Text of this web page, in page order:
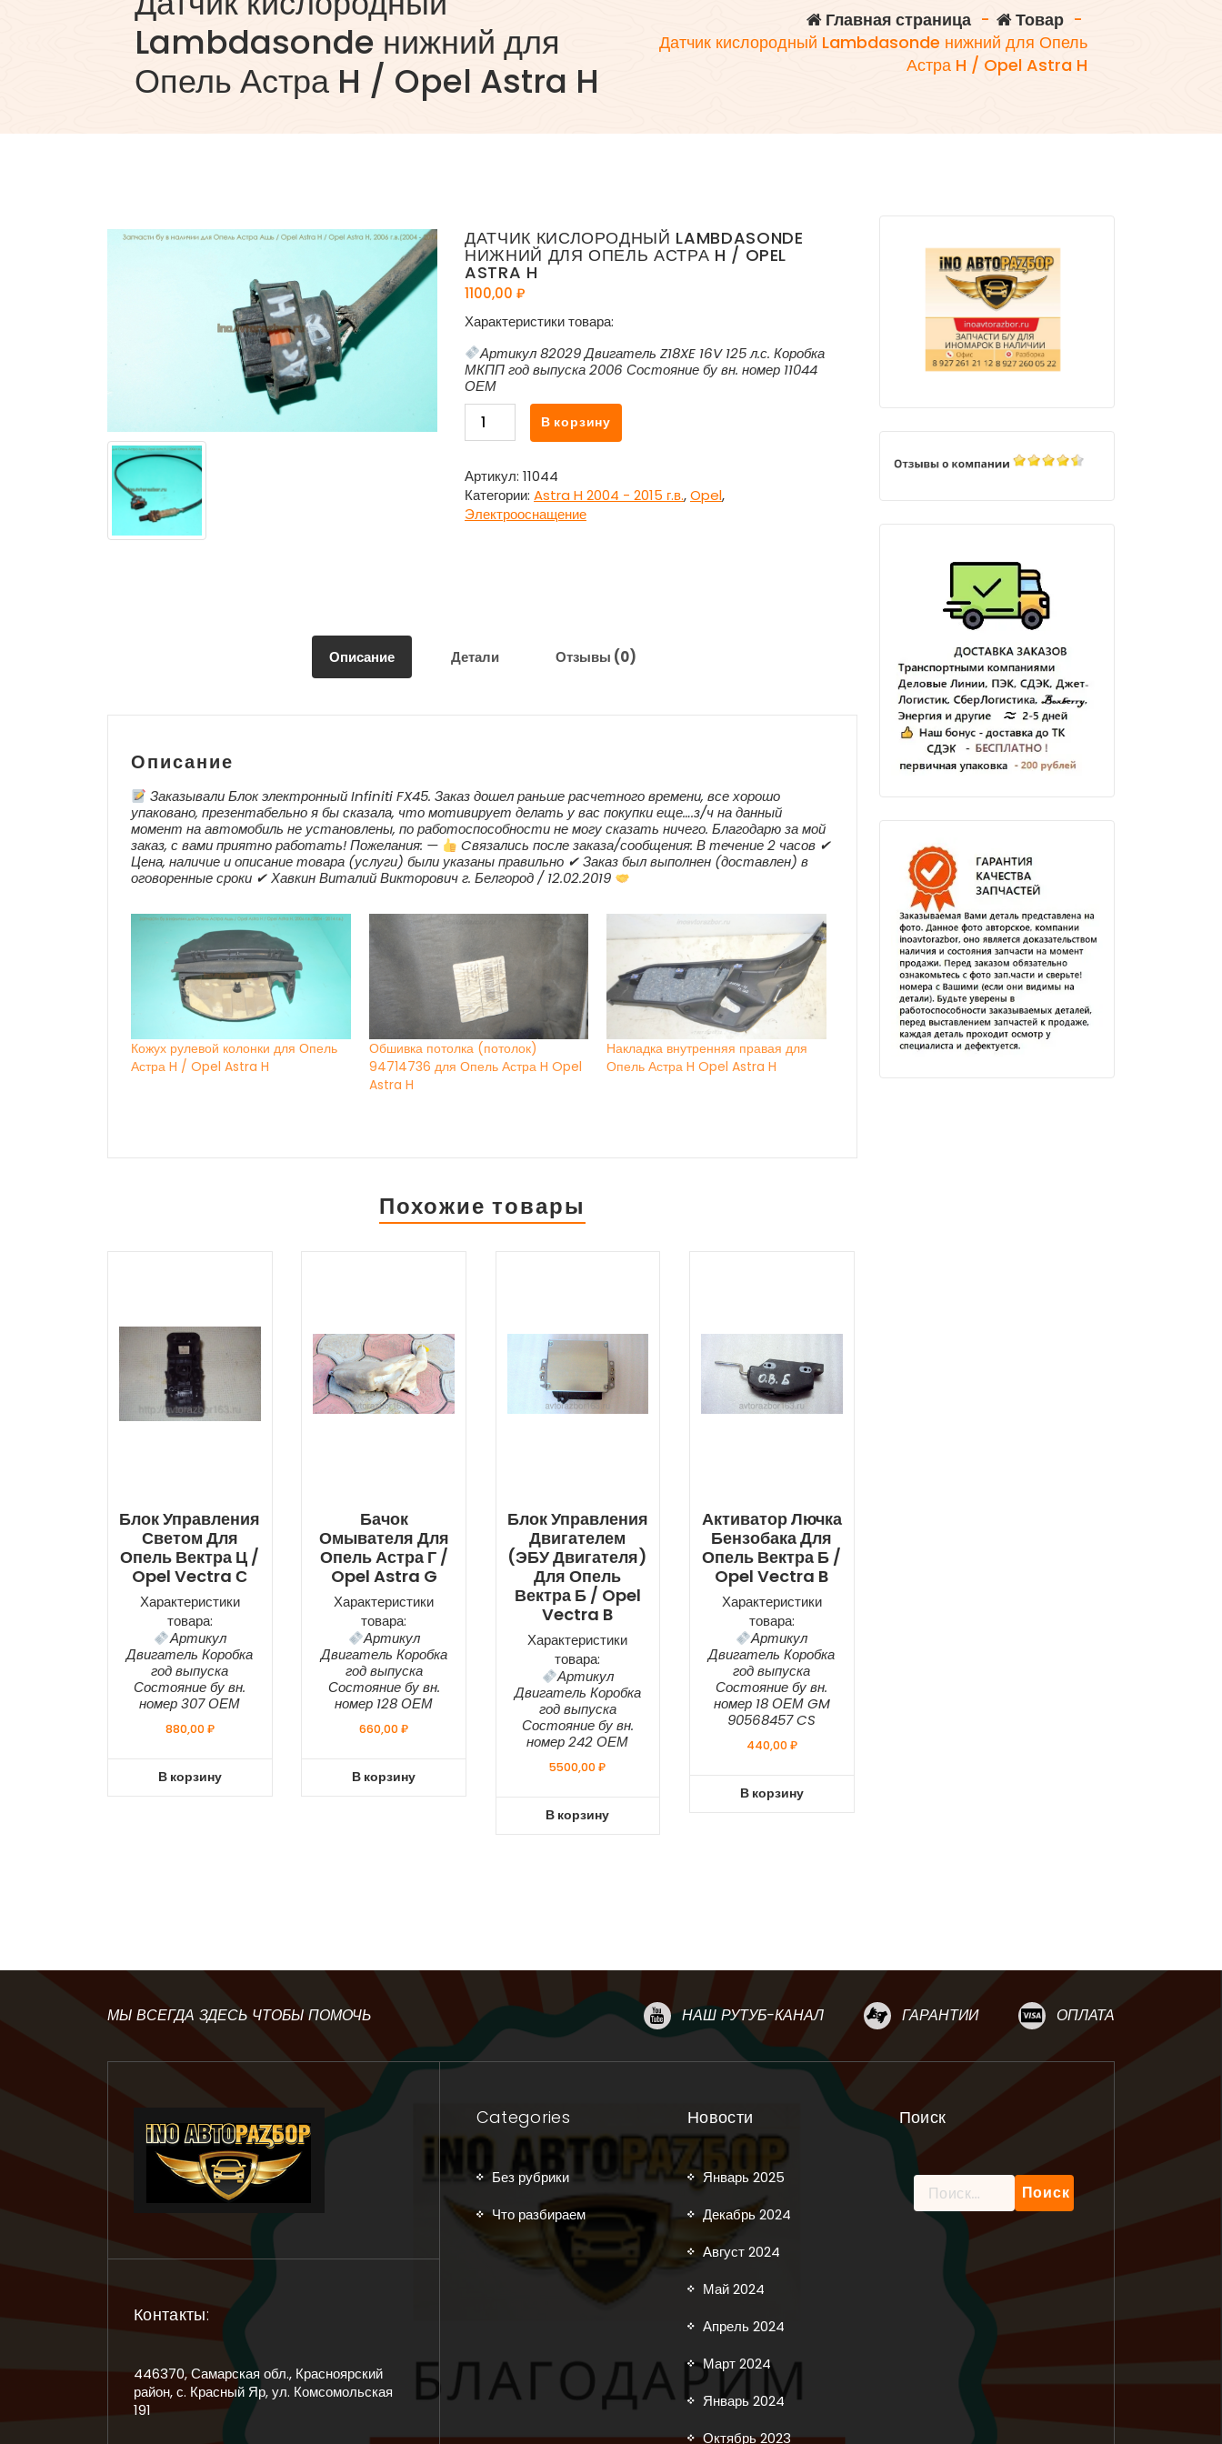
Lambdasonde нижний для
Опель Астра H / Opel Astra H
Главная страница - Товар -
Датчик кислородный Lambdasonde нижний для Опель
Астра H / Opel Astra H
ДАТЧИК КИСЛОРОДНЫЙ LAMBDASONDE
НИЖНИЙ ДЛЯ ОПЕЛЬ АСТРА H / OPEL
ASTRA H
1100,00 ₽
Характеристики товара:
Артикул 82029 Двигатель Z18XE 16V 125 л.с. Коробка
МКПП год выпуска 2006 Состояние бу вн. номер 11044
ОЕМ
Количество
товара
кислородный
Lambdasonde
нижний
для
H
В корзину
Артикул: 11044
Категории: Astra H 2004 - 2015 г.в.,Opel,
Электрооснащение
Описание Детали Отзывы (0)
Описание
Заказывали Блок электронный Infiniti FX45. Заказ дошел раньше расчетного времени, все хорошо
упаковано, презентабельно я бы сказала, что мотивирует делать у вас покупки еще….з/ч на данный
момент на автомобиль не установлены, по работоспособности не могу сказать ничего. Благодарю за мой
заказ, с вами приятно работать! Пожелания: —
Cвязались после заказа/сообщения: В течение 2 часов ✔
Цена, наличие и описание товара (услуги) были указаны правильно ✔ Заказ был выполнен (доставлен) в
оговоренные сроки ✔ Хавкин Виталий Викторович г. Белгород / 12.02.2019
Кожух рулевой колонки для Опель
Астра H / Opel Astra H
Обшивка потолка (потолок)
94714736 для Опель Астра H Opel
Astra H
Накладка внутренняя правая для
Опель Астра H Opel Astra H
Похожие товары
Блок Управления
Светом Для
Опель Вектра Ц /
Opel Vectra С
Характеристики
товара:
Артикул
Двигатель Коробка
год выпуска
Состояние бу вн.
номер 307 ОЕМ
880,00₽
В корзину
Бачок
Омывателя Для
Опель Астра Г /
Opel Astra G
Характеристики
товара:
Артикул
Двигатель Коробка
год выпуска
Состояние бу вн.
номер 128 ОЕМ
660,00₽
В корзину
Блок Управления
Двигателем
(ЭБУ Двигателя)
Для Опель
Вектра Б / Opel
Vectra B
Характеристики
товара:
Артикул
Двигатель Коробка
год выпуска
Состояние бу вн.
номер 242 ОЕМ
5500,00₽
В корзину
Активатор Лючка
Бензобака Для
Опель Вектра Б /
Opel Vectra B
Характеристики
товара:
Артикул
Двигатель Коробка
год выпуска
Состояние бу вн.
номер 18 ОЕМ GM
90568457 CS
440,00₽
В корзину
МЫ ВСЕГДА ЗДЕСЬ ЧТОБЫ ПОМОЧЬ НАШ РУТУБ-КАНАЛ ГАРАНТИИ ОПЛАТА
Контакты:
446370, Самарская обл., Красноярский
район, с. Красный Яр, ул. Комсомольская
191
Categories
Без рубрики
Что разбираем
Новости
Январь 2025
Декабрь 2024
Август 2024
Май 2024
Апрель 2024
Март 2024
Январь 2024
Октябрь 2023
Поиск
Найти: